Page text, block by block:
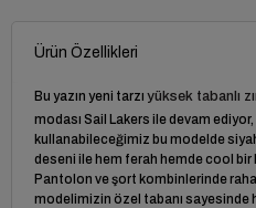
Ürün Özellikleri
Bu yazın yeni tarzı yüksek tabanlı
modası Sail Lakers ile devam
kullanabileceğimiz bu modelde
deseni ile hem ferah hemde cool bir
Pantolon ve şort kombinlerinde
modelimizin özel tabanı sayesinde